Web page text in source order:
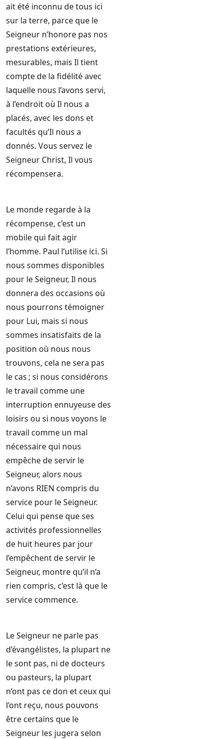
ait été inconnu de tous ici
sur la terre, parce que le
Seigneur n’honore pas nos
prestations extérieures,
mesurables, mais Il tient
compte de la fidélité avec
laquelle nous l’avons servi,
à l’endroit où Il nous a
placés, avec les dons et
facultés qu’Il nous a
donnés. Vous servez le
Seigneur Christ, Il vous
récompensera.
Le monde regarde à la
récompense, c’est un
mobile qui fait agir
l’homme. Paul l’utilise ici. Si
nous sommes disponibles
pour le Seigneur, Il nous
donnera des occasions où
nous pourrons témoigner
pour Lui, mais si nous
sommes insatisfaits de la
position où nous nous
trouvons, cela ne sera pas
le cas ; si nous considérons
le travail comme une
interruption ennuyeuse des
loisirs ou si nous voyons le
travail comme un mal
nécessaire qui nous
empêche de servir le
Seigneur, alors nous
n’avons RIEN compris du
service pour le Seigneur.
Celui qui pense que ses
activités professionnelles
de huit heures par jour
l’empêchent de servir le
Seigneur, montre qu’il n’a
rien compris, c’est là que le
service commence.
Le Seigneur ne parle pas
d’évangélistes, la plupart ne
le sont pas, ni de docteurs
ou pasteurs, la plupart
n’ont pas ce don et ceux qui
l’ont reçu, nous pouvons
être certains que le
Seigneur les jugera selon